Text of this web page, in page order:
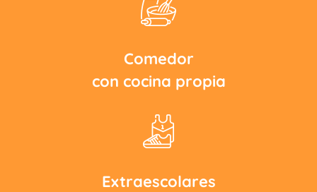
Comedor
con cocina propia
Extraescolares